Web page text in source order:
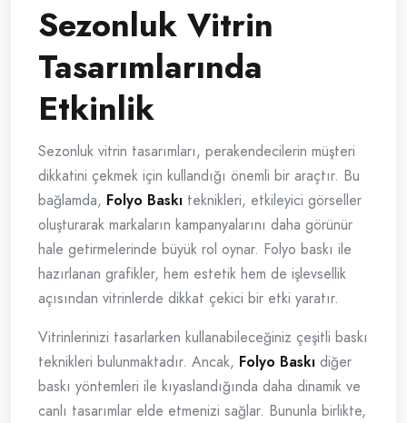
Sezonluk Vitrin
Tasarımlarında
Etkinlik
Sezonluk vitrin tasarımları, perakendecilerin müşteri
dikkatini çekmek için kullandığı önemli bir araçtır. Bu
bağlamda, Folyo Baskı teknikleri, etkileyici görseller
oluşturarak markaların kampanyalarını daha görünür
hale getirmelerinde büyük rol oynar. Folyo baskı ile
hazırlanan grafikler, hem estetik hem de işlevsellik
açısından vitrinlerde dikkat çekici bir etki yaratır.
Vitrinlerinizi tasarlarken kullanabileceğiniz çeşitli baskı
teknikleri bulunmaktadır. Ancak, Folyo Baskı diğer
baskı yöntemleri ile kıyaslandığında daha dinamik ve
canlı tasarımlar elde etmenizi sağlar. Bununla birlikte,